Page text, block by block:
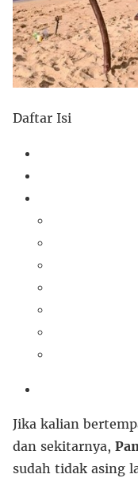
Daftar Isi
Jika kalian
dan sekitarnya,
sudah tidak asing